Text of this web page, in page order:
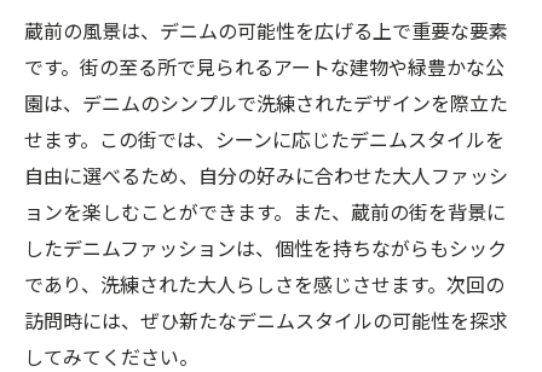
蔵前の風景は、デニムの可能性を広げる上で重要な要素
です。街の至る所で見られるアートな建物や緑豊かな公
園は、デニムのシンプルで洗練されたデザインを際立た
せます。この街では、シーンに応じたデニムスタイルを
自由に選べるため、自分の好みに合わせた大人ファッシ
ョンを楽しむことができます。また、蔵前の街を背景に
したデニムファッションは、個性を持ちながらもシック
であり、洗練された大人らしさを感じさせます。次回の
訪問時には、ぜひ新たなデニムスタイルの可能性を探求
してみてください。